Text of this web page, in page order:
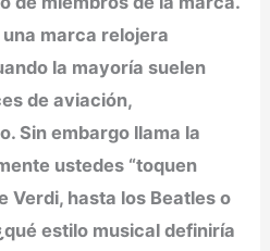
marca relojera
la mayoría suelen
de aviación,
Sin embargo llama la
ustedes “toquen
Verdi, hasta los Beatles o
estilo musical definiría